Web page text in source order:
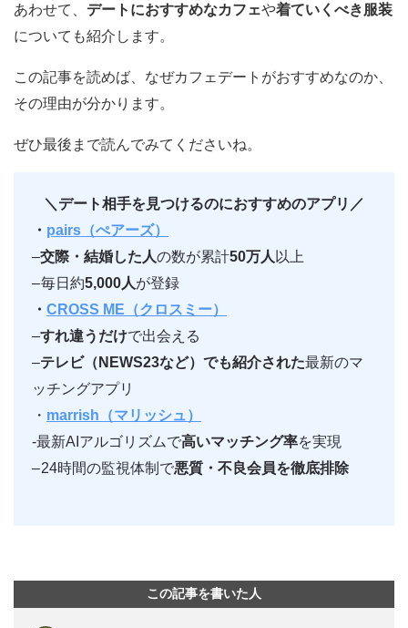
あわせて、 デートにおすすめなカフェや着ていくべき服装
についても紹介します。
この記事を読めば、なぜカフェデートがおすすめなのか、
その理由が分かります。
ぜひ最後まで読んでみてくださいね。
＼デート相手を見つけるのにおすすめのアプリ／
・ pairs（ぺアーズ）
–交際・結婚した人の数が累計50万人 以上
–毎日約5,000人が登録
・ CROSS ME（クロスミー）
–すれ違うだけで出会える
–テレビ（NEWS23など）でも紹介された最新のマ
ッチングアプリ
・ marrish（マリッシュ）
-最新AIアルゴリズムで高いマッチング率を実現
–24時間の監視体制で悪質・不良会員を徹底排除
この記事を書いた人